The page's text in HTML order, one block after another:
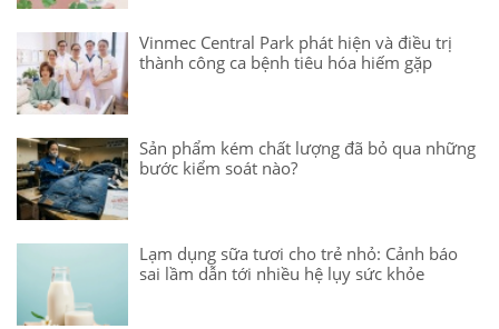
Vinmec Central Park phát hiện và điều trị
thành công ca bệnh tiêu hóa hiếm gặp
Sản phẩm kém chất lượng đã bỏ qua những
bước kiểm soát nào?
Lạm dụng sữa tươi cho trẻ nhỏ: Cảnh báo
sai lầm dẫn tới nhiều hệ lụy sức khỏe